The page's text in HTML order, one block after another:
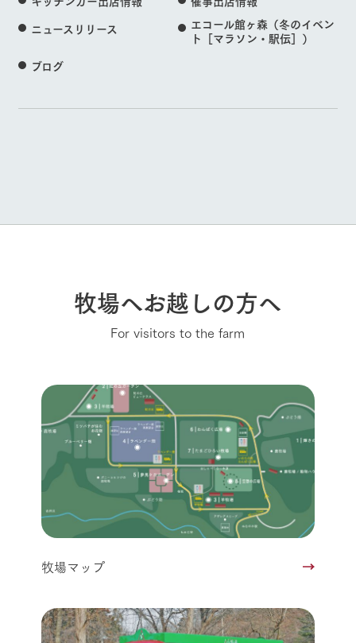
ニュースリリース
エコール館ヶ森（冬のイベン
ト［マラソン・駅伝］）
ブログ
牧場へお越しの方へ
For visitors to the farm
牧場マップ